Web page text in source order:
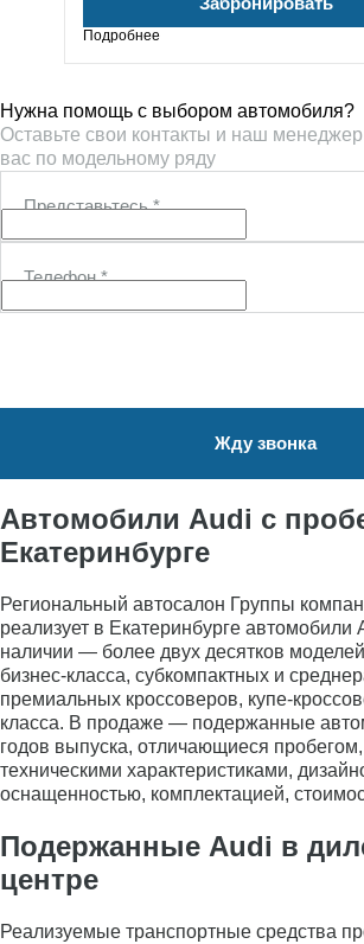
Подробнее
Нужна помощь с выбором автомобиля?
Оставьте свои контакты и наш менеджер
вас по модельному ряду
Представьтесь*
Телефон*
Жду звонка
Автомобили Audi с
Екатеринбурге
Региональный автосалон Группы
реализует в Екатеринбурге автомобили
наличии — более двух десятков
бизнес-класса, субкомпактных и
премиальных кроссоверов, купе-
класса. В продаже — подержанные
годов выпуска, отличающиеся
техническими характеристиками,
оснащенностью, комплектацией,
Подержанные Audi в
центре
Реализуемые транспортные средства